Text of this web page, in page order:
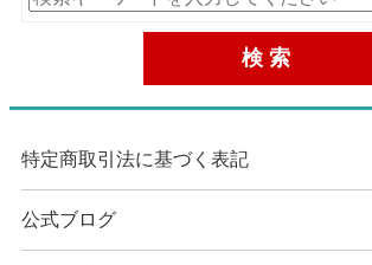
特定商取引法に基づく表記
公式ブログ